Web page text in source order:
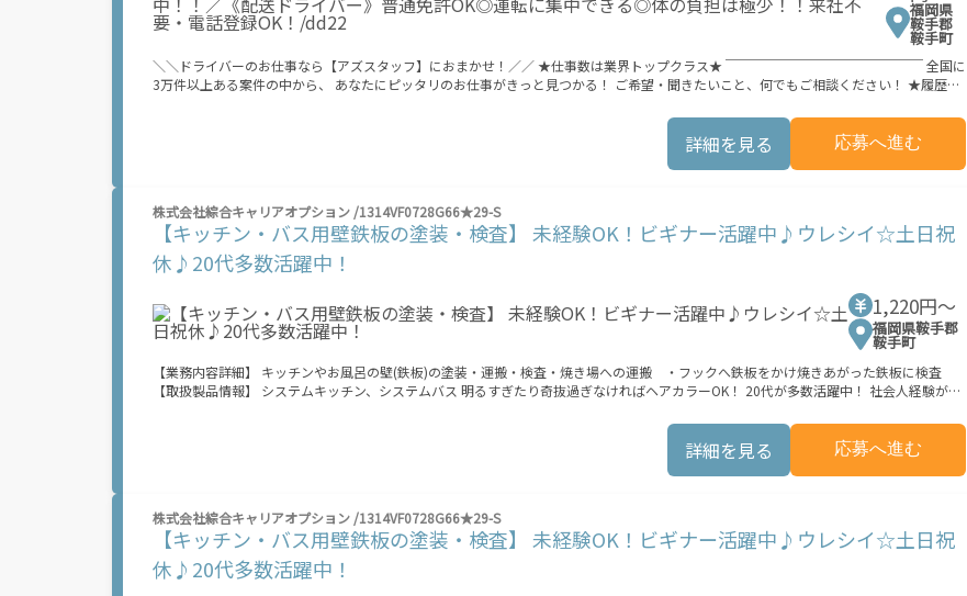
福岡県
鞍手郡
鞍手町
＼＼ドライバーのお仕事なら【アズスタッフ】におまかせ！／／ ★仕事数は業界トップクラス★ ￣￣￣￣￣￣￣￣￣￣￣￣￣￣￣ 全国に
3万件以上ある案件の中から、 あなたにピッタリのお仕事がきっと見つかる！ ご希望・聞きたいこと、何でもご相談ください！ ★履歴書
ー・コンビニエンスストア・現場・企業など 配達先はさまざま！ トラックに乗って商品・品物を届けていただきます◎ ＼選べる勤務時
間！／ ≫日勤の魅力 生活リズムを崩さずに働ける◎ 家庭やプライベートと両立もしやすい♪ ≫夜勤の魅力 昼より高収入で働けるのでガ
ッツリ稼げる！ 渋滞少なめでストレスフリー◎ ＼体の負担軽減◎／ 積み荷の積み下ろし業務はナシ！ 現場の助手さんにおまかせできる
ので 女性やミドル・シニア世代のスタッフも活躍できます☆ 「最近少し体力が落ちてきたかも」 「無理せずに働きたい」 そんな方にオ
いるので、安心して働いていただけます♪ 【勤務時間】 24時間の中でシフト自己申告制◎ 短時間の勤務のご相談もOKです！ ※勤務エリ
アによって勤務可能な時間は異なります ※上記は過去にあったシフトの一例です 詳しくはお気軽にお問い合わせください！
詳細を見る 応募へ進む
株式会社綜合キャリアオプション /1314VF0728G66★29-S
【キッチン・バス用壁鉄板の塗装・検査】 未経験OK！ビギナー活躍中♪ウレシイ☆土日祝
休♪20代多数活躍中！
1,220円〜
福岡県鞍手郡
鞍手町
【業務内容詳細】 キッチンやお風呂の壁(鉄板)の塗装・運搬・検査・焼き場への運搬 ・フックへ鉄板をかけ焼きあがった鉄板に検査
【取扱製品情報】 システムキッチン、システムバス 明るすぎたり奇抜過ぎなければヘアカラーOK！ 20代が多数活躍中！ 社会人経験が浅
業は月20時間以上あります♪ ≪週休2日制≫ 週末は家族や友人と一緒にプライベート満喫！ ≪髪型自由≫ 基本的に髪色自由で明るすぎた
り奇抜でなければOKです！ (規定有) ≪ラクラク制服アリ≫ 制服があるので、毎日の服装の悩み解消♪ ≪未経験の方も大カンゲイ≫ 新し
いことにチャレンジするのは不安だけど、しっかり働く環境が整っています！ イチからスキルUP・ステップUP目指していきましょう！
万円！ 業界トップクラス！ 当社では働くあなたの負担を軽減する為に 交通費別途支給（非課税）を行っています。 ※交通費込みの場合
は所得税がかかります。 ※規定・支払条件有 ＼友人紹介で特典をGET★／ ⇒紹介した方に 【10万円】 、された方に 【5万円】 をプレゼ
ント！ 期間限定で金額増加キャンペーン中！ お友だちを誘っておこづかいGETしよう！ ※全て規定・支払条件有 ―――――――――――――――――――――――― 8/7(金) ■9:00～20:00
8/8(土) ～ 8/12(水) ■9:00～18:00 8/13（木）～ 8/16（日） 夏季休業期間のため、電話での応募受付はお休みです。 WEB応募は24ｈ受
詳細を見る 応募へ進む
株式会社綜合キャリアオプション /1314VF0728G66★29-S
【キッチン・バス用壁鉄板の塗装・検査】 未経験OK！ビギナー活躍中♪ウレシイ☆土日祝
休♪20代多数活躍中！